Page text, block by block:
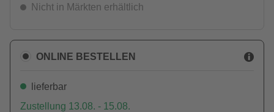
Nicht in Märkten erhältlich
ONLINE BESTELLEN
lieferbar
Zustellung 13.08. - 15.08.